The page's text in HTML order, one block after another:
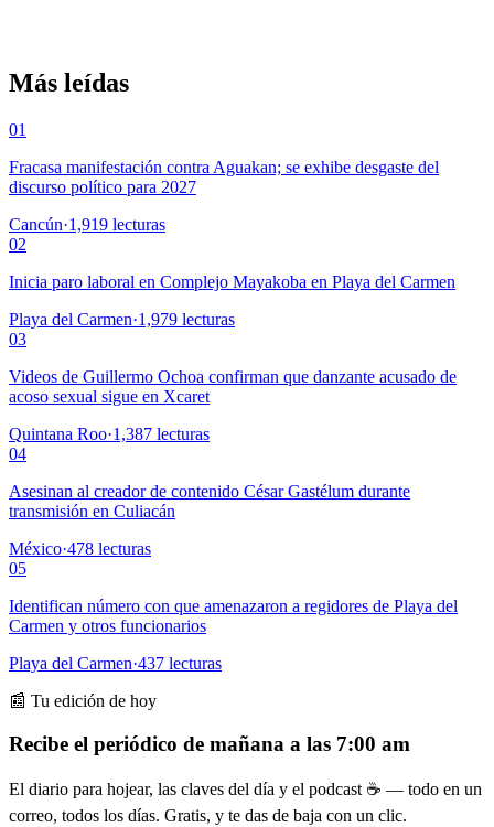
Más leídas
01
Fracasa manifestación contra Aguakan; se exhibe desgaste del
discurso político para 2027
Cancún·1,919 lecturas
02
Inicia paro laboral en Complejo Mayakoba en Playa del Carmen
Playa del Carmen·1,979 lecturas
03
Videos de Guillermo Ochoa confirman que danzante acusado de
acoso sexual sigue en Xcaret
Quintana Roo·1,387 lecturas
04
Asesinan al creador de contenido César Gastélum durante
transmisión en Culiacán
México·478 lecturas
05
Identifican número con que amenazaron a regidores de Playa del
Carmen y otros funcionarios
Playa del Carmen·437 lecturas
📰 Tu edición de hoy
Recibe el periódico de mañana a las 7:00 am
El diario para hojear, las claves del día y el podcast ☕ — todo en un
correo, todos los días. Gratis, y te das de baja con un clic.